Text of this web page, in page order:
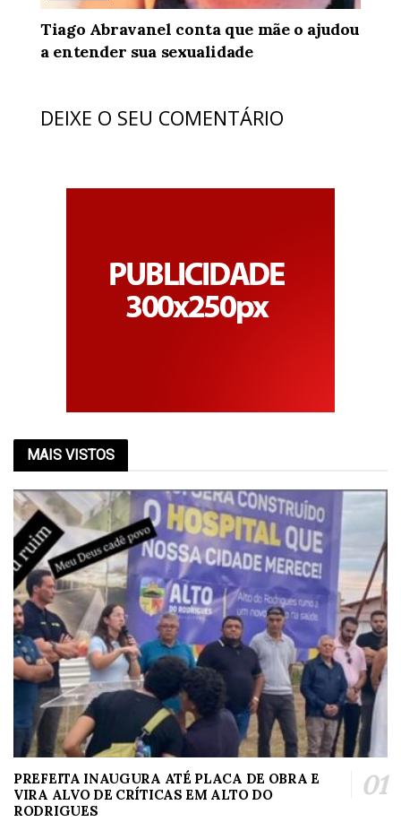
Tiago Abravanel conta que mãe o ajudou
a entender sua sexualidade
DEIXE O SEU COMENTÁRIO
MAIS VISTOS
PREFEITA INAUGURA ATÉ PLACA DE OBRA E
VIRA ALVO DE CRÍTICAS EM ALTO DO
RODRIGUES